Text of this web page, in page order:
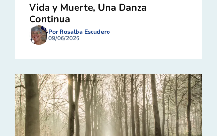
Vida y Muerte, Una Danza
Continua
Por Rosalba Escudero
09/06/2026